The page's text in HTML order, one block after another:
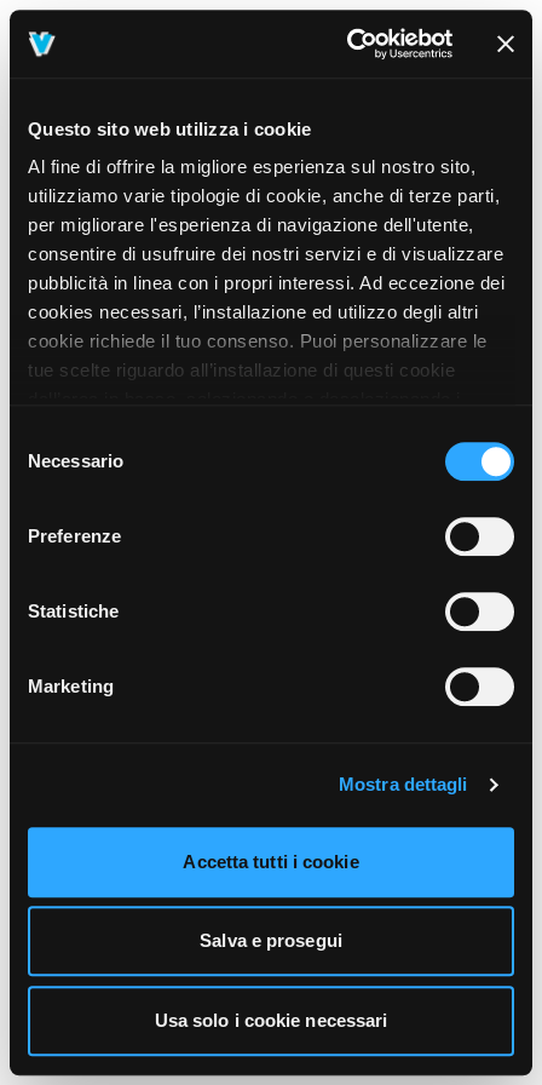
Questo sito web utilizza i cookie
Al fine di offrire la migliore esperienza sul nostro sito,
utilizziamo varie tipologie di cookie, anche di terze parti,
per migliorare l'esperienza di navigazione dell'utente,
consentire di usufruire dei nostri servizi e di visualizzare
pubblicità in linea con i propri interessi. Ad eccezione dei
cookies necessari, l’installazione ed utilizzo degli altri
cookie richiede il tuo consenso. Puoi personalizzare le
tue scelte riguardo all’installazione di questi cookie
prosegui” o decidere di accettare tutti i cookie, cliccando
sul pulsante “Accetta tutti i cookie”. Cliccando sul tasto
unicamente i cookie necessari alla navigazione. Per
funzionamento, puoi prendere visione dell’informativa
cliccando qui.
delNecessario
Preferenze
Statistiche
Marketing
Mostra dettagli
Accetta tutti i cookie
Salva e prosegui
Usa solo i cookie necessari
404